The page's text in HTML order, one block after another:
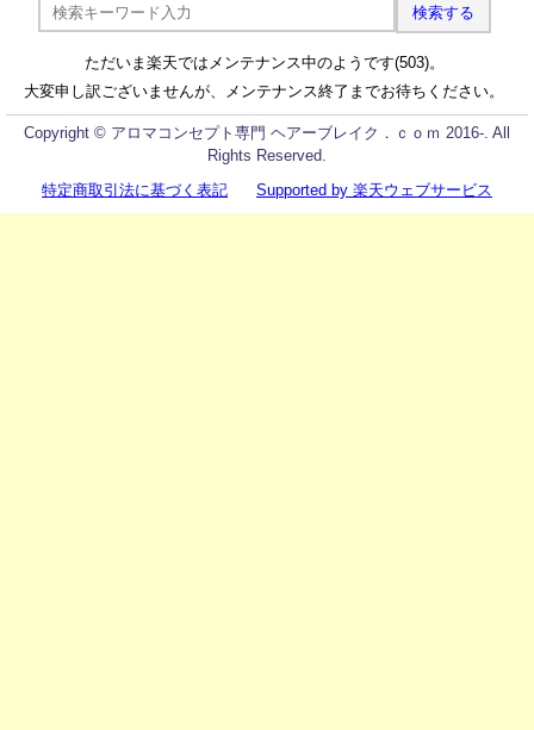
ただいま楽天ではメンテナンス中のようです(503)。
大変申し訳ございませんが、メンテナンス終了までお待ちください。
Copyright © アロマコンセプト専門 ヘアーブレイク．ｃｏｍ 2016-. All
Rights Reserved.
特定商取引法に基づく表記
Supported by 楽天ウェブサービス